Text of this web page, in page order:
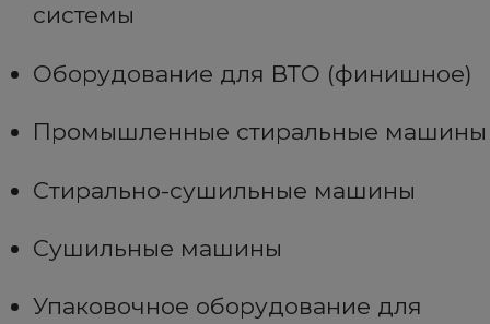
системы
Оборудование для ВТО (финишное)
Промышленные стиральные машины
Стирально-сушильные машины
Сушильные машины
Упаковочное оборудование для